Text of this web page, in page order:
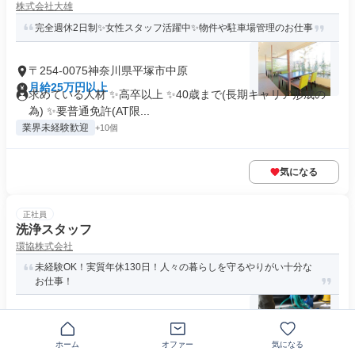
株式会社大雄
完全週休2日制✨女性スタッフ活躍中✨物件や駐車場管理のお仕事
〒254-0075神奈川県平塚市中原
月給25万円以上
求めている人材 ✨高卒以上 ✨40歳まで(長期キャリア形成の
為) ✨要普通免許(AT限...
業界未経験歓迎 +10個
気になる
正社員
洗浄スタッフ
環協株式会社
未経験OK！実質年休130日！人々の暮らしを守るやりがい十分な
お仕事！
兵庫県西宮市中前田町
月給26万2000円以上
求める人材: 《必須の経験はありません！》 * 未経験OK！社員
ホーム オファー 気になる